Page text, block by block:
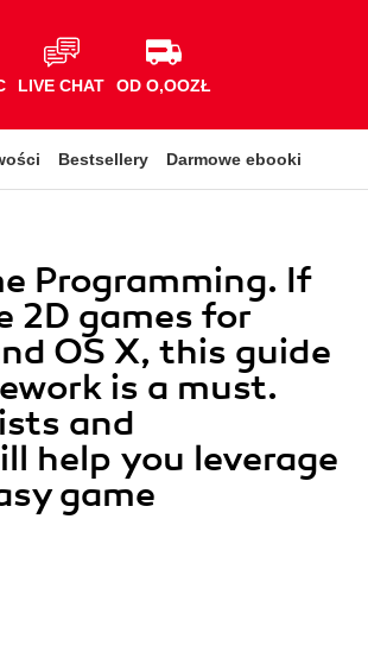
LIVE CHAT OD O,OOZŁ
Bestsellery Darmowe ebooki
Programming. If
2D games for
OS X, this guide
is a must.
and
help you leverage
game